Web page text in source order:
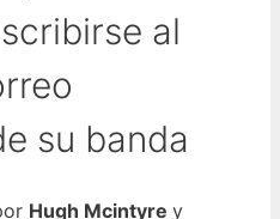
al
su banda
Hugh Mcintyre y